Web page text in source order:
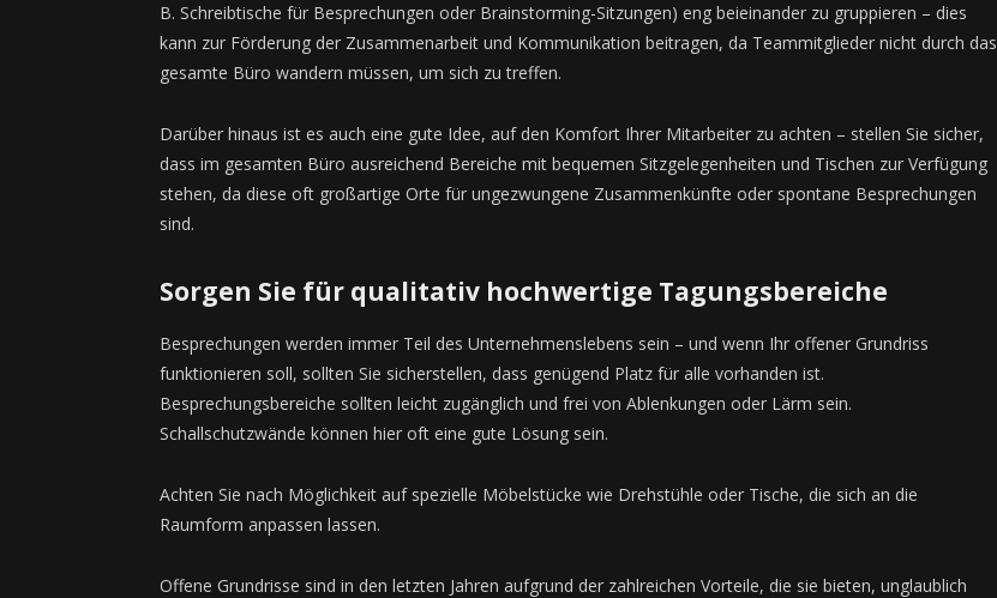
B. Schreibtische für Besprechungen oder Brainstorming-Sitzungen) eng beieinander zu gruppieren – dies
kann zur Förderung der Zusammenarbeit und Kommunikation beitragen, da Teammitglieder nicht durch das
gesamte Büro wandern müssen, um sich zu treffen.
Darüber hinaus ist es auch eine gute Idee, auf den Komfort Ihrer Mitarbeiter zu achten – stellen Sie sicher,
dass im gesamten Büro ausreichend Bereiche mit bequemen Sitzgelegenheiten und Tischen zur Verfügung
stehen, da diese oft großartige Orte für ungezwungene Zusammenkünfte oder spontane Besprechungen
sind.
Sorgen Sie für qualitativ hochwertige Tagungsbereiche
Besprechungen werden immer Teil des Unternehmenslebens sein – und wenn Ihr offener Grundriss
funktionieren soll, sollten Sie sicherstellen, dass genügend Platz für alle vorhanden ist.
Besprechungsbereiche sollten leicht zugänglich und frei von Ablenkungen oder Lärm sein.
Schallschutzwände können hier oft eine gute Lösung sein.
Achten Sie nach Möglichkeit auf spezielle Möbelstücke wie Drehstühle oder Tische, die sich an die
Raumform anpassen lassen.
Offene Grundrisse sind in den letzten Jahren aufgrund der zahlreichen Vorteile, die sie bieten, unglaublich